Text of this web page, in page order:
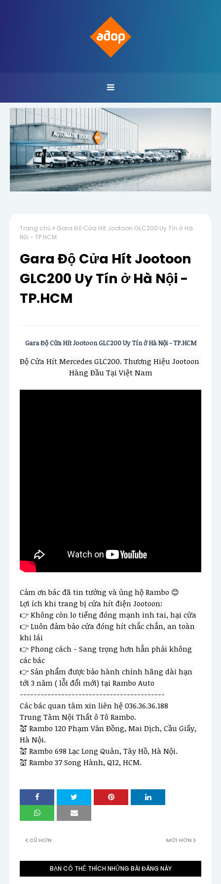
Trang chủ
Gara Độ Cửa Hít Jootoon GLC200 Uy Tín ở Hà
Nội - TP.HCM
Gara Độ Cửa Hít Jootoon
GLC200 Uy Tín ở Hà Nội -
TP.HCM
Gara Độ Cửa Hít Jootoon GLC200 Uy Tín ở Hà Nội - TP.HCM
Độ Cửa Hít Mercedes GLC200. Thương Hiệu Jootoon
Hàng Đầu Tại Việt Nam
Cảm ơn bác đã tin tưởng và ủng hộ Rambo 😊
Lợi ích khi trang bị cửa hít điện Jootoon:
👉 Không còn lo tiếng đóng mạnh inh tai, hại cửa
👉 Luôn đảm bảo cửa đóng hít chắc chắn, an toàn
khi lái
👉 Phong cách - Sang trọng hơn hẳn phải không
các bác
👉 Sản phẩm được bảo hành chính hãng dài hạn
tới 3 năm ( lỗi đổi mới) tại Rambo Auto
------------------------------------------
Các bác quan tâm xin liên hệ 036.36.36.188
Trung Tâm Nội Thất ô Tô Rambo.
💒 Rambo 120 Phạm Văn Đồng, Mai Dịch, Cầu Giấy,
Hà Nội.
💒 Rambo 698 Lạc Long Quân, Tây Hồ, Hà Nội.
MỚI HƠN
CŨ HƠN
BẠN CÓ THỂ THÍCH NHỮNG BÀI ĐĂNG NÀY